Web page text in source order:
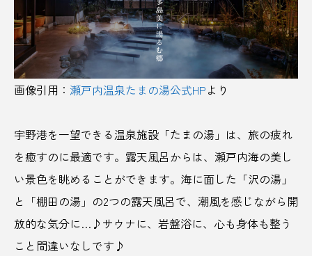
ミニマリズム メルカリ モーニング
モデルコース やまなしジビエ ユゲポン
よもぎミストサウナ ラーメン
リゾート リモートワーク りんご
レシピ レトロ
画像引用： 瀬戸内温泉たまの湯公式HPより
宇野港を一望できる温泉施設「たまの湯」は、旅の疲れ
を癒すのに最適です。露天風呂からは、瀬戸内海の美し
い景色を眺めることができます。海に面した「沢の湯」
と「棚田の湯」の2つの露天風呂で、潮風を感じながら開
放的な気分に…♪サウナに、岩盤浴に、心も身体も整う
こと間違いなしです♪